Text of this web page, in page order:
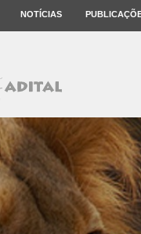
NOTÍCIAS